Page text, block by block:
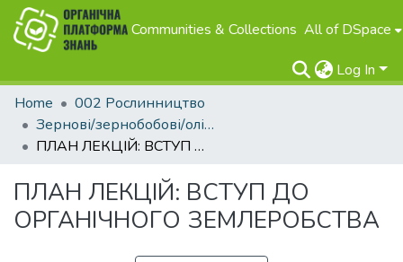
Communities & Collections All of DSpace
Log In
Home
002 Рослинництво
Зернові/зернобобові/олійні
ПЛАН ЛЕКЦІЙ: ВСТУП ДО ОРГАНІЧНОГО ЗЕМЛЕРОБСТВА
ПЛАН ЛЕКЦІЙ: ВСТУП ДО
ОРГАНІЧНОГО ЗЕМЛЕРОБСТВА